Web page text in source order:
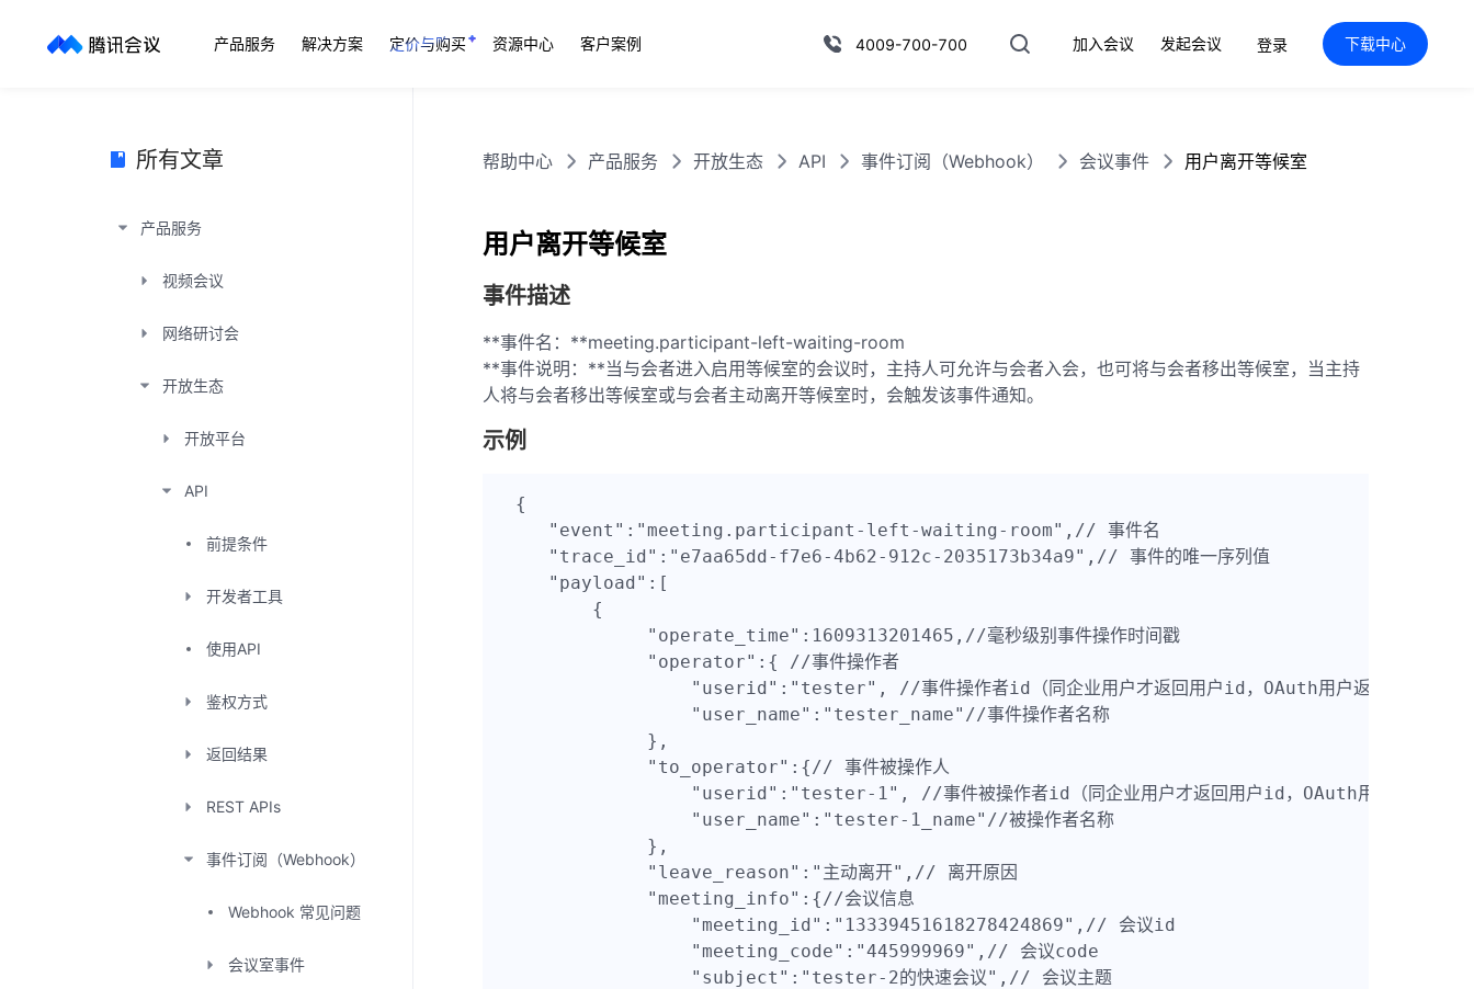
产品服务 解决方案 定价与购买 资源中心 客户案例 4009-700-700 加入会议 发起会议 登录 下载中心
所有文章
产品服务
视频会议
网络研讨会
开放生态
开放平台
API
前提条件
开发者工具
使用API
鉴权方式
返回结果
REST APIs
事件订阅（Webhook）
Webhook 常见问题
会议室事件
帮助中心 产品服务 开放生态 API 事件订阅（Webhook） 会议事件 用户离开等候室
用户离开等候室
事件描述
**事件名：**meeting.participant-left-waiting-room
**事件说明：**当与会者进入启用等候室的会议时，主持人可允许与会者入会，也可将与会者移出等候室，当主持
人将与会者移出等候室或与会者主动离开等候室时，会触发该事件通知。
示例
{
    "event":"meeting.participant-left-waiting-room",// 事件名
    "trace_id":"e7aa65dd-f7e6-4b62-912c-2035173b34a9",// 事件的唯一序列值
    "payload":[
        {
             "operate_time":1609313201465,//毫秒级别事件操作时间戳
             "operator":{ //事件操作者
"userid":"tester", //事件操作者id（同企业用户才返回用户id，OAuth用户返回
                 "user_name":"tester_name"//事件操作者名称
             },
             "to_operator":{// 事件被操作人
"userid":"tester-1", //事件被操作者id（同企业用户才返回用户id，OAuth用户返回
                 "user_name":"tester-1_name"//被操作者名称
             },
             "leave_reason":"主动离开",// 离开原因
             "meeting_info":{//会议信息
                 "meeting_id":"13339451618278424869",// 会议id
                 "meeting_code":"445999969",// 会议code
                 "subject":"tester-2的快速会议",// 会议主题